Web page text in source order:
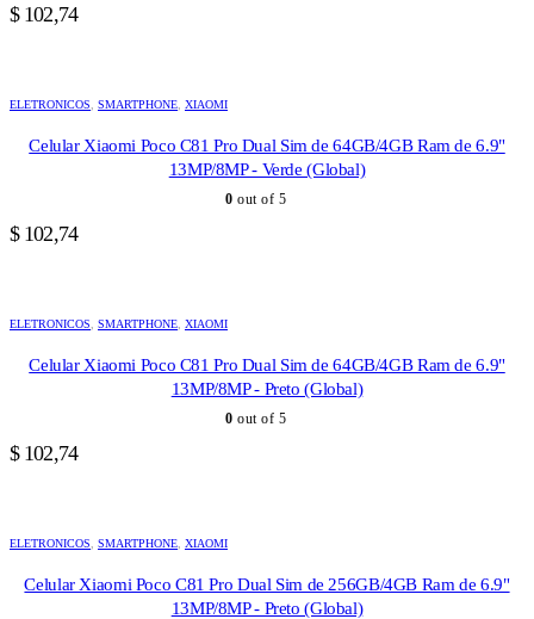
$102,74
ELETRONICOS SMARTPHONE XIAOMI
Celular Xiaomi Poco C81 Pro Dual Sim de 64GB/4GB Ram de 6.9"
13MP/8MP - Verde (Global)
0 out of 5
$102,74
ELETRONICOS SMARTPHONE XIAOMI
Celular Xiaomi Poco C81 Pro Dual Sim de 64GB/4GB Ram de 6.9"
13MP/8MP - Preto (Global)
0 out of 5
$102,74
ELETRONICOS SMARTPHONE XIAOMI
Celular Xiaomi Poco C81 Pro Dual Sim de 256GB/4GB Ram de 6.9"
13MP/8MP - Preto (Global)